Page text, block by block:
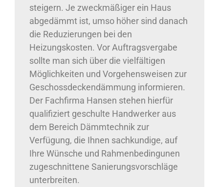
steigern. Je zweckmäßiger ein Haus
abgedämmt ist, umso höher sind danach
die Reduzierungen bei den
Heizungskosten. Vor Auftragsvergabe
sollte man sich über die vielfältigen
Möglichkeiten und Vorgehensweisen zur
Geschossdeckendämmung informieren.
Der Fachfirma Hansen stehen hierfür
qualifiziert geschulte Handwerker aus
dem Bereich Dämmtechnik zur
Verfügung, die Ihnen sachkundige, auf
Ihre Wünsche und Rahmenbedingunen
zugeschnittene Sanierungsvorschläge
unterbreiten.